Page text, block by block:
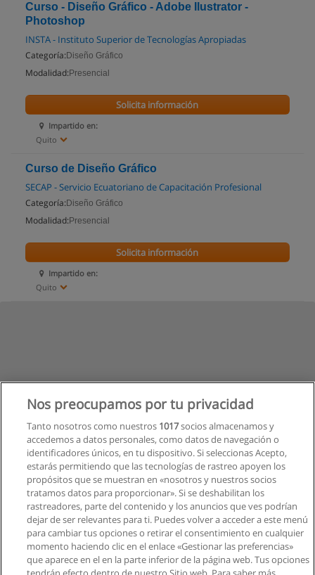
Curso - Diseño Gráfico - Adobe Ilustrator -
Photoshop
INSTA - Instituto Superior de Tecnologías Apropiadas
Categoría: Diseño Gráfico
Modalidad: Presencial
Impartido en:
Quito
Solicita información
Curso de Diseño Gráfico
SECAP - Servicio Ecuatoriano de Capacitación Profesional
Categoría: Diseño Gráfico
Modalidad: Presencial
Impartido en:
Quito
Solicita información
Nos preocupamos por tu privacidad
Tanto nosotros como nuestros 1017socios almacenamos y
accedemos a datos personales, como datos de navegación o
identificadores únicos, en tu dispositivo. Si seleccionas Acepto,
estarás permitiendo que las tecnologías de rastreo apoyen los
propósitos que se muestran en «nosotros y nuestros socios
tratamos datos para proporcionar». Si se deshabilitan los
rastreadores, parte del contenido y los anuncios que ves podrían
dejar de ser relevantes para ti. Puedes volver a acceder a este menú
para cambiar tus opciones o retirar el consentimiento en cualquier
momento haciendo clic en el enlace «Gestionar las preferencias»
que aparece en el en la parte inferior de la página web. Tus opciones